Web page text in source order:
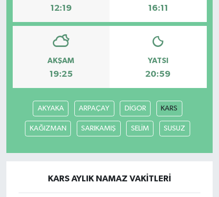
12:19 16:11
AKŞAM
19:25
YATSI
20:59
AKYAKA ARPAÇAY DİGOR KARS
KAĞIZMAN SARIKAMIŞ SELİM SUSUZ
KARS AYLIK NAMAZ VAKITLERI